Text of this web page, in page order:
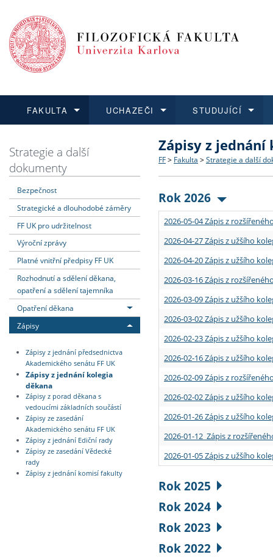
FAKULTA
Dozvědět se více
Struktura a historie
Strategie a další
Podpora a benefity pro
Absolventi fakulty
UCHAZEČI
Podat přihlášku
Co studovat a jak se
Učitelské studijní
Informace k průběhu
STUDUJÍCÍ
Dozvědět se více
Bakalářské a magisterské
Doktorské studium
Rigorózní řízení
Dozvědět se více
O vědě a výzkumu na FF
Akademické kvalifikace
Granty a projekty
Dozvědět se více
Aktuální nabídky a
Vyjíždějící studenti
Přijíždějící studenti
Vyjíždějící zaměstnanci
Strategie a další
dokumenty
Bezpečnost
Strategické a dlouhodobé záměry
FF UK pro udržitelnost
Výroční zprávy
Platné vnitřní předpisy FF UK
Rozhodnutí a sdělení děkana,
opatření a sdělení tajemníka
Opatření děkana
Zápisy
Zápisy z jednání předsednictva
Akademického senátu FF UK
Zápisy z jednání kolegia
děkana
Zápisy z porad děkana s
vedoucími základních součástí
Zápisy ze zasedání
Akademického senátu FF UK
Zápisy z jednání Ediční rady
Zápisy ze zasedání Vědecké
rady
Zápisy z jednání komisí fakulty
Zápisy z jednání
FF > Fakulta > Strategie a další
Rok 2026
2026-05-04 Zápis z
2026-04-27 Zápis z užšího
2026-04-20 Zápis z užšího
2026-03-16 Zápis z
2026-03-09 Zápis z užšího
2026-03-02 Zápis z užšího
2026-02-23 Zápis z užšího
2026-02-16 Zápis z užšího
2026-02-09 Zápis z
2026-02-02 Zápis z užšího
2026-01-26 Zápis z užšího
2026-01-12 Zápis z
2026-01-05 Zápis z užšího
Rok 2025
Rok 2024
Rok 2023
Rok 2022